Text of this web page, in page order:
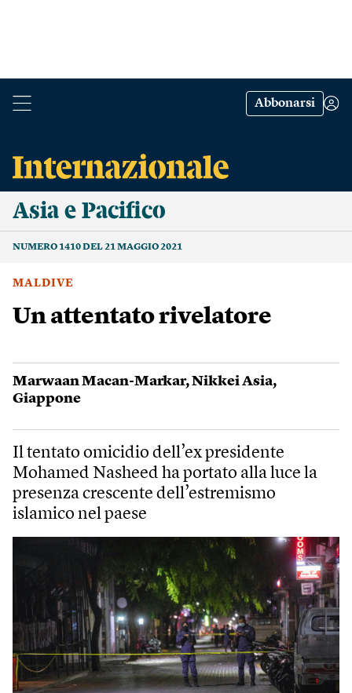
Abbonarsi
Asia e Pacifico
NUMERO 1410 DEL 21 MAGGIO 2021
MALDIVE
Un attentato rivelatore
Marwaan Macan-Markar,Nikkei Asia,
Giappone
Il tentato omicidio dell’ex presidente
Mohamed Nasheed ha portato alla luce la
presenza crescente dell’estremismo
islamico nel paese